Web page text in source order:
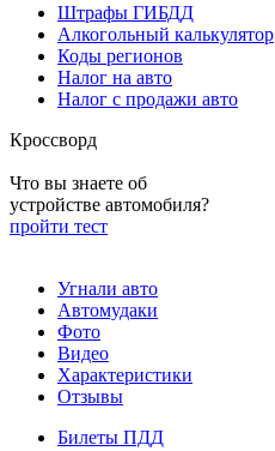
Штрафы ГИБДД
Алкогольный калькулятор
Коды регионов
Налог на авто
Налог с продажи авто
Кроссворд
Что вы знаете об
устройстве автомобиля?
пройти тест
Угнали авто
Автомудаки
Фото
Видео
Характеристики
Отзывы
Билеты ПДД